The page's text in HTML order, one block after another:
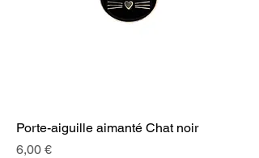
Porte-aiguille aimanté Chat noir
Prix
6,00 €